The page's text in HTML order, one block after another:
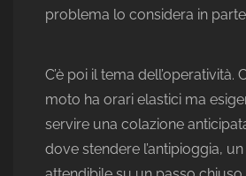
problema lo considera in
C’è poi il tema dell’operatività.
moto ha orari elastici ma
servire una colazione
dove stendere l’antipioggia,